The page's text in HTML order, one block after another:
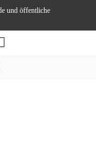
und öffentliche